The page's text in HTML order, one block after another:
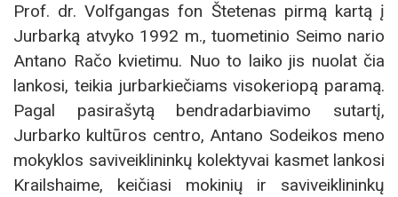
Prof. dr. Volfgangas fon Štetenas pirmą kartą į
Jurbarką atvyko 1992 m., tuometinio Seimo nario
Antano Račo kvietimu. Nuo to laiko jis nuolat čia
lankosi, teikia jurbarkiečiams visokeriopą paramą.
Pagal pasirašytą bendradarbiavimo sutartį,
Jurbarko kultūros centro, Antano Sodeikos meno
mokyklos saviveiklininkų kolektyvai kasmet lankosi
Krailshaime, keičiasi mokinių ir saviveiklininkų